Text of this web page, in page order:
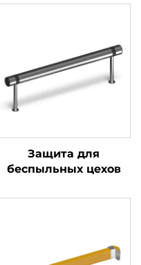
Защита для
беспыльных цехов